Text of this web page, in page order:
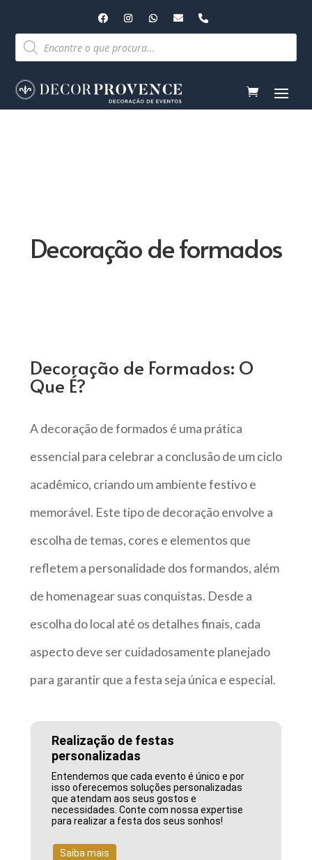
Pesquisar
produtos
Decoração de formados
Decoração de Formados: O
Que É?
A decoração de formados é uma prática
essencial para celebrar a conclusão de um ciclo
acadêmico, criando um ambiente festivo e
memorável. Este tipo de decoração envolve a
escolha de temas, cores e elementos que
refletem a personalidade dos formandos, além
de homenagear suas conquistas. Desde a
escolha do local até os detalhes finais, cada
aspecto deve ser cuidadosamente planejado
para garantir que a festa seja única e especial.
Realização de festas
personalizadas
Entendemos que cada evento é único e por
isso oferecemos soluções personalizadas
que atendam aos seus gostos e
necessidades. Conte com nossa expertise
para realizar a festa dos seus sonhos!
Saiba mais